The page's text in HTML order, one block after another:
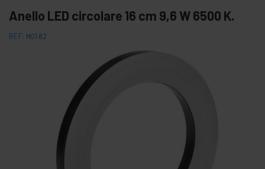
Anello LED circolare 16 cm 9,6 W 6500 K.
REF: MO102